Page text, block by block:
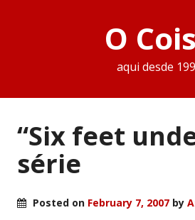
O
aqui desde
“Six feet
série
Posted on February 7, 2007 by